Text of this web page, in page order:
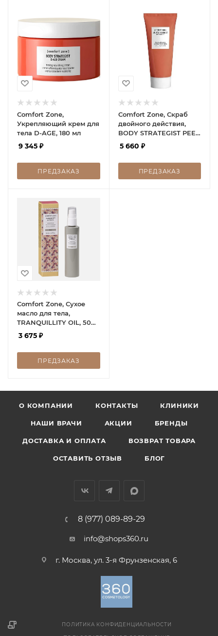
Comfort Zone,
Укрепляющий крем для
тела D-AGE, 180 мл
9 345 ₽
ПРЕДЗАКАЗ
Comfort Zone, Скраб
двойного действия,
BODY STRATEGIST PEEL
SKRAB, 200 мл
5 660 ₽
ПРЕДЗАКАЗ
Comfort Zone, Сухое
масло для тела,
TRANQUILLITY OIL, 50
мл
3 675 ₽
ПРЕДЗАКАЗ
О КОМПАНИИ КОНТАКТЫ КЛИНИКИ
НАШИ ВРАЧИ АКЦИИ БРЕНДЫ
ДОСТАВКА И ОПЛАТА ВОЗВРАТ ТОВАРА
ОСТАВИТЬ ОТЗЫВ БЛОГ
8 (977) 089-89-29
info@shops360.ru
г. Москва, ул. 3-я Фрунзенская, 6
ПОЛИТИКА КОНФИДЕНЦИАЛЬНОСТИ